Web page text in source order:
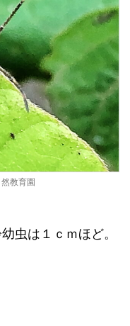
教育園
虫は１ｃｍほど。